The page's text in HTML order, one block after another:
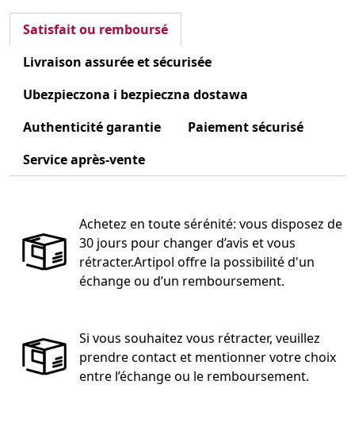
Satisfait ou remboursé
Livraison assurée et sécurisée
Ubezpieczona i bezpieczna dostawa
Authenticité garantie
Paiement sécurisé
Service après-vente
Achetez en toute sérénité: vous disposez de
30 jours pour changer d’avis et vous
rétracter.Artipol offre la possibilité d'un
échange ou d’un remboursement.
Si vous souhaitez vous rétracter, veuillez
prendre contact et mentionner votre choix
entre l’échange ou le remboursement.